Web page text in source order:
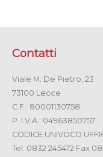
Contatti
Viale M. De Pietro, 23
73100 Lecce
C.F.: 80001130758
P. I.V.A.: 04963850757
CODICE UNIVOCO
Tel. 0832 245472 Fax